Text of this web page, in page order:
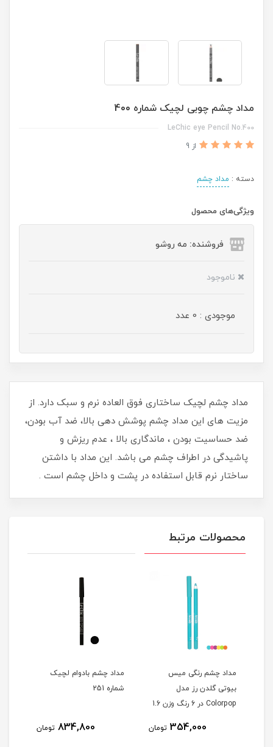
مداد چشم چوبی لچیک شماره 400
LeChic eye Pencil No.400
از 9
دسته : مداد چشم
ویژگی‌های محصول
فروشنده: مه رو‌شو
ناموجود
موجودی : 0 عدد
مداد چشم لچیک ساختاری فوق العاده نرم و سبک دارد. از
مزیت های این مداد چشم پوشش دهی بالا، ضد آب بودن،
ضد حساسیت بودن ، ماندگاری بالا ، عدم ریزش و
پاشیدگی در اطراف چشم می باشد. این مداد با داشتن
ساختار نرم قابل استفاده در پشت و داخل چشم است .
محصولات مرتبط
مداد چشم رنگی میس
بیوتی گلدن رز مدل
Colorpop در 6 رنگ وزن 1.6
354,000 تومان
مداد چشم بادوام لچیک
شماره 251
834,800 تومان